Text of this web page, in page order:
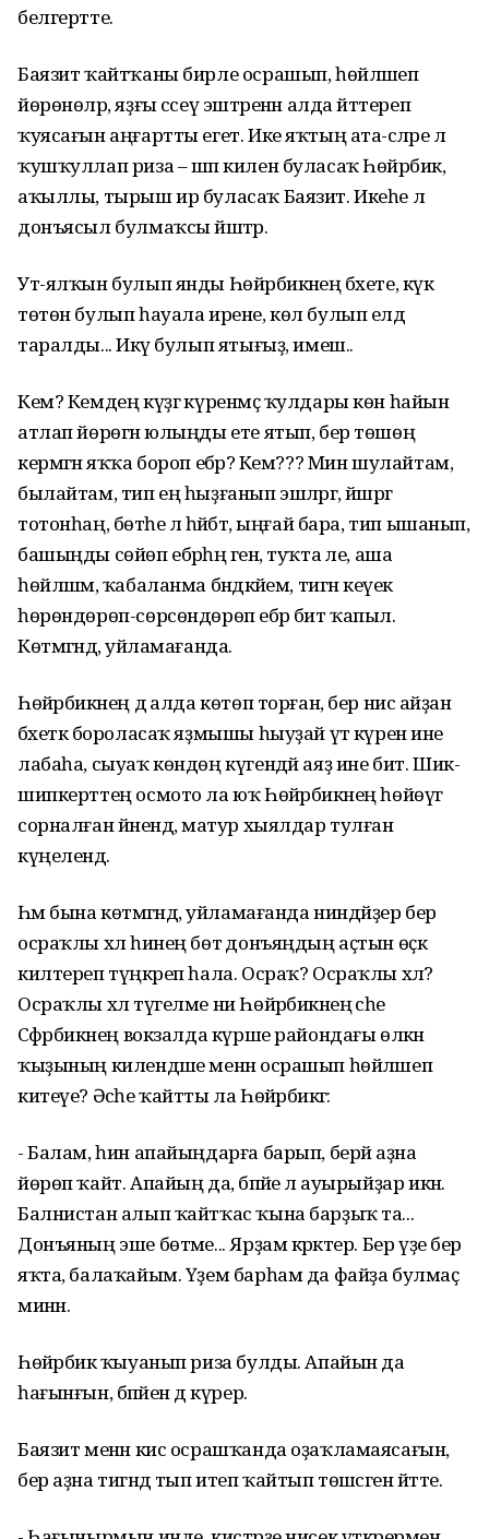
белгертте.
Баязит ҡайтҡаны бирле осрашып, һөйләшеп
йөрөнөләр, яҙғы сәсеү эштәренән алда әйттереп
ҡуясағын аңғартты егет. Ике яҡтың ата-әсәләре лә
ҡушҡуллап риза – шәп килен буласаҡ Һөйәрбикә,
аҡыллы, тырыш ир буласаҡ Баязит. Икеһе лә
донъясыл булмаҡсы йәштәр.
Ут-ялҡын булып янды Һөйәрбикәнең бәхете, күк
төтөн булып һауала ирене, көл булып елдә
таралды... Икәү булып ятығыҙ, имеш..
Кем? Кемдең күҙгә күренмәҫ ҡулдары көн һайын
атлап йөрөгән юлыңды ете ятып, бер төшөңә
кермәгән яҡҡа бороп ебәрә? Кем??? Мин шулайтам,
былайтам, тип ең һыҙғанып эшләргә, йәшәргә
тотонһаң, бөтәһе лә һәйбәт, ыңғай бара, тип ышанып,
башыңды сөйөп ебәрһәң генә, туҡта әле, аша
һөйләшмә, ҡабаланма бәндәкәйем, тигән кеүек
һөрөндөрөп-сөрсөндөрөп ебәрә бит ҡапыл.
Көтмәгәндә, уйламағанда.
Һөйәрбикәнең дә алда көтөп торған, бер нисә айҙан
бәхеткә бороласаҡ яҙмышы һыуҙай үтә күренә ине
лабаһа, сыуаҡ көндөң күгендәй аяҙ ине бит. Шик-
шипкерттең осмото ла юҡ Һөйәрбикәнең һөйөүгә
сорналған йәнендә, матур хыялдар тулған
күңелендә.
Һәм бына көтмәгәндә, уйламағанда ниндәйҙер бер
осраҡлы хәл һинең бөтә донъяңдың аҫтын өҫкә
килтереп түңкәреп һала. Осраҡ? Осраҡлы хәл?
Осраҡлы хәл түгелме ни Һөйәрбикәнең әсәһе
Сәфәрбикәнең вокзалда күрше райондағы өлкән
ҡыҙының килендәше менән осрашып һөйләшеп
китеүе? Әсәһе ҡайтты ла Һөйәрбикәгә:
- Балам, һин апайыңдарға барып, берәй аҙна
йөрөп ҡайт. Апайың да, бәпәйе лә ауырыйҙар икән.
Балнистан алып ҡайтҡас ҡына барҙыҡ та...
Донъяның эше бөтәме... Ярҙам кәрәктер. Бер үҙе бер
яҡта, балаҡайым. Үҙем барһам да файҙа булмаҫ
минән.
Һөйәрбикә ҡыуанып риза булды. Апайын да
һағынғын, бәпәйен дә күрер.
Баязит менән кис осрашҡанда оҙаҡламаясағын,
бер аҙна тигәндә тып итеп ҡайтып төшәсәген әйтте.